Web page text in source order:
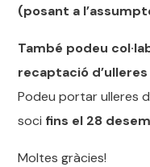
(posant a
També podeu
recaptació d’ulleres
Podeu portar ulleres
soci fins el 28
Moltes gràcies!